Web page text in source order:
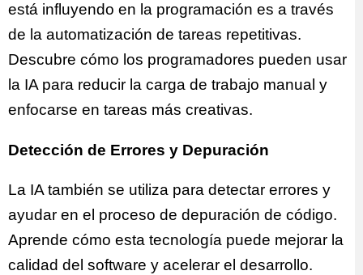
está influyendo en la programación es a través
de la automatización de tareas repetitivas.
Descubre cómo los programadores pueden usar
la IA para reducir la carga de trabajo manual y
enfocarse en tareas más creativas.
Detección de Errores y Depuración
La IA también se utiliza para detectar errores y
ayudar en el proceso de depuración de código.
Aprende cómo esta tecnología puede mejorar la
calidad del software y acelerar el desarrollo.